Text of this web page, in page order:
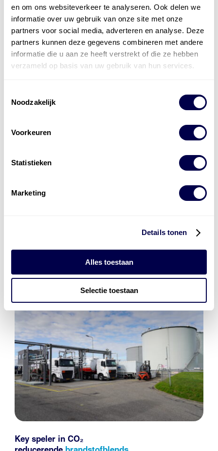
en om ons websiteverkeer te analyseren. Ook delen we
informatie over uw gebruik van onze site met onze
partners voor social media, adverteren en analyse. Deze
partners kunnen deze gegevens combineren met andere
informatie die u aan ze heeft verstrekt of die ze hebben
verzameld op basis van uw gebruik van hun services.
Noodzakelijk
Voorkeuren
Statistieken
Marketing
Details tonen
Alles toestaan
Selectie toestaan
laad- en
Key speler in CO₂